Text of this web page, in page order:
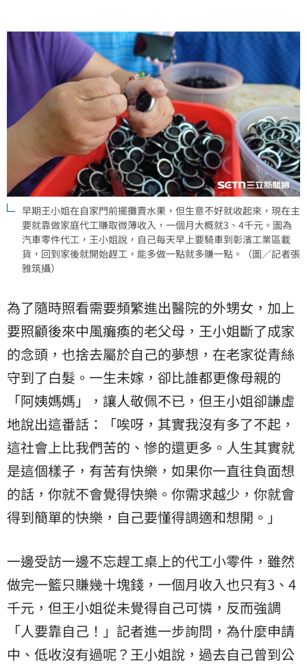
早期王小姐在自家門前擺攤賣水果，但生意不好就收起來，現在主
要就靠做家庭代工賺取微薄收入，一個月大概就3、4千元。圖為
汽車零件代工，王小姐說，自己每天早上要騎車到彰濱工業區載
貨，回到家後就開始趕工，能多做一點就多賺一點。（圖／記者張
雅筑攝）
為了隨時照看需要頻繁進出醫院的外甥女，加上
要照顧後來中風癱瘓的老父母，王小姐斷了成家
的念頭，也捨去屬於自己的夢想，在老家從青絲
守到了白髮。一生未嫁，卻比誰都更像母親的
「阿姨媽媽」，讓人敬佩不已，但王小姐卻謙虛
地說出這番話：「唉呀，其實我沒有多了不起，
這社會上比我們苦的、慘的還更多。人生其實就
是這個樣子，有苦有快樂，如果你一直往負面想
的話，你就不會覺得快樂。你需求越少，你就會
得到簡單的快樂，自己要懂得調適和想開。」
一邊受訪一邊不忘趕工桌上的代工小零件，雖然
做完一籃只賺幾十塊錢，一個月收入也只有3、4
千元，但王小姐從未覺得自己可憐，反而強調
「人要靠自己！」記者進一步詢問，為什麼申請
中、低收沒有過呢？王小姐說，過去自己曾到公